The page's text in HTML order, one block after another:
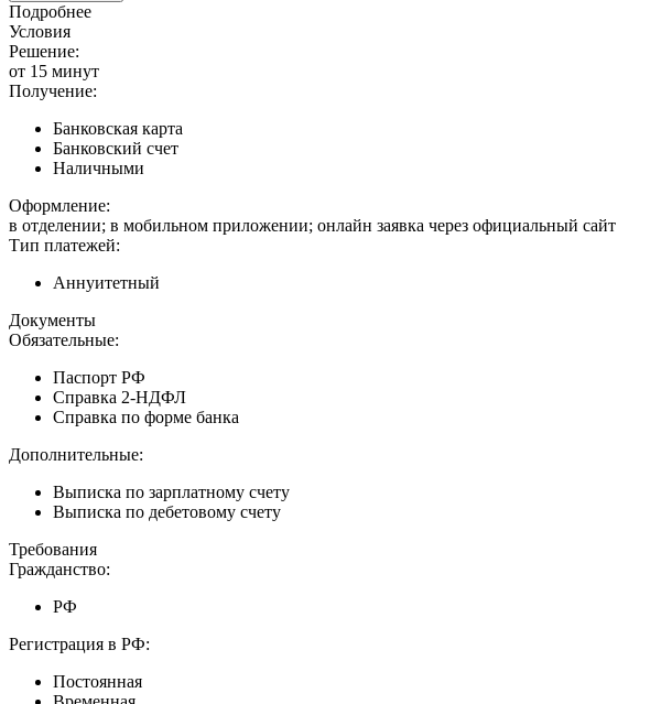
Подробнее
Условия
Решение:
от 15 минут
Получение:
Банковская карта
Банковский счет
Наличными
Оформление:
в отделении; в мобильном приложении; онлайн заявка через официальный сайт
Тип платежей:
Аннуитетный
Документы
Обязательные:
Паспорт РФ
Справка 2-НДФЛ
Справка по форме банка
Дополнительные:
Выписка по зарплатному счету
Выписка по дебетовому счету
Требования
Гражданство:
РФ
Регистрация в РФ:
Постоянная